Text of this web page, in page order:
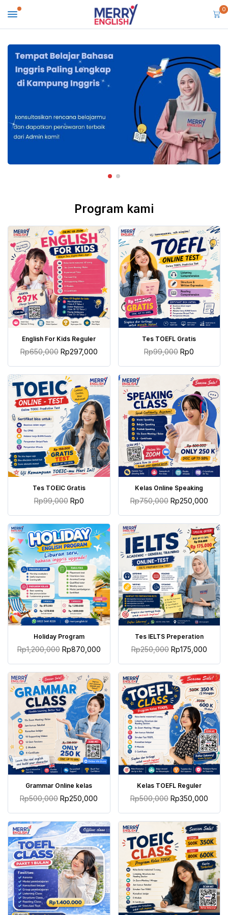
0
Program kami
TAMBAH KE KERANJANG
English For Kids Reguler
Rp650,000 Rp297,000
TAMBAH KE KERANJANG
Tes TOEFL Gratis
Rp99,000 Rp0
TAMBAH KE KERANJANG
Tes TOEIC Gratis
Rp99,000 Rp0
TAMBAH KE KERANJANG
Kelas Online Speaking
Rp750,000 Rp250,000
TAMBAH KE KERANJANG
Holiday Program
Rp1,200,000 Rp870,000
TAMBAH KE KERANJANG
Tes IELTS Preperation
Rp250,000 Rp175,000
TAMBAH KE KERANJANG
Grammar Online kelas
Rp500,000 Rp250,000
TAMBAH KE KERANJANG
Kelas TOEFL Reguler
Rp500,000 Rp350,000